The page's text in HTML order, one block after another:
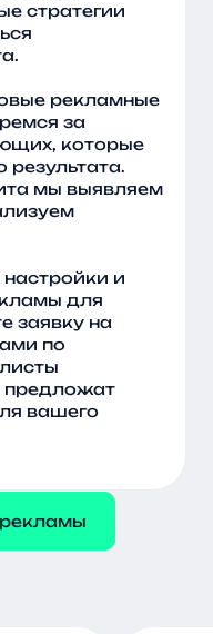
стратегии
рекламные
за
которые
мы выявляем
и
для
заявку на
по
предложат
вашего